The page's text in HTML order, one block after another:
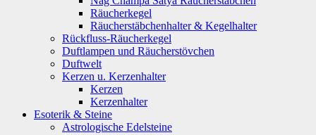
Räucherkegel
Räucherstäbchenhalter & Kegelhalter
Rückfluss-Räucherkegel
Duftlampen und Räucherstövchen
Duftwelt
Kerzen u. Kerzenhalter
Kerzen
Kerzenhalter
Esoterik & Steine
Astrologische Edelsteine